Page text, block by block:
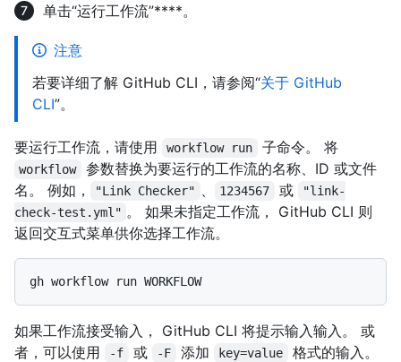
单击“运行工作流”****。
注意
若要详细了解 GitHub CLI，请参阅“关于 GitHub
CLI”。
要运行工作流，请使用 workflow run 子命令。 将
workflow
参数替换为要运行的工作流的名称、ID 或文件
名。 例如，
"Link Checker" 1234567 或
"link-
check-test.yml" 。 如果未指定工作流， GitHub CLI 则
返回交互式菜单供你选择工作流。
如果工作流接受输入， GitHub CLI 将提示输入输入。 或
者，可以使用
-f 或 -F 添加 key=value
格式的输入。